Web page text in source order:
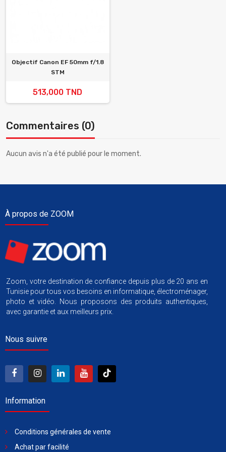
Objectif Canon EF 50mm f/1.8
STM
513,000 TND
Commentaires (0)
Aucun avis n'a été publié pour le moment.
À propos de ZOOM
Zoom, votre destination de confiance depuis plus de 20 ans en
Tunisie pour tous vos besoins en informatique, électroménager,
photo et vidéo. Nous proposons des produits authentiques,
avec garantie et aux meilleurs prix.
Nous suivre
Information
Conditions générales de vente
Achat par facilité